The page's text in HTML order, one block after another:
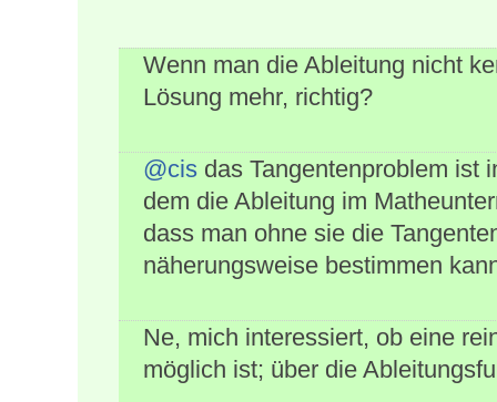
Wenn man die Ableitung nicht
Lösung mehr, richtig?
@cis das Tangentenproblem ist
dem die Ableitung im
dass man ohne sie die
näherungsweise bestimmen
Ne, mich interessiert, ob eine
möglich ist; über die